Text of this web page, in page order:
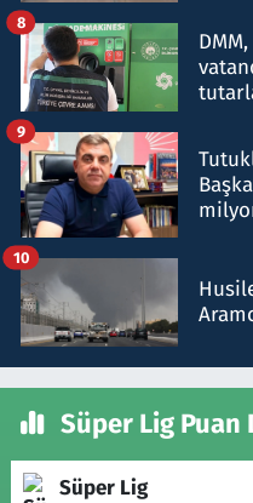
8
9
10
Süper Lig Puan
Süper Lig